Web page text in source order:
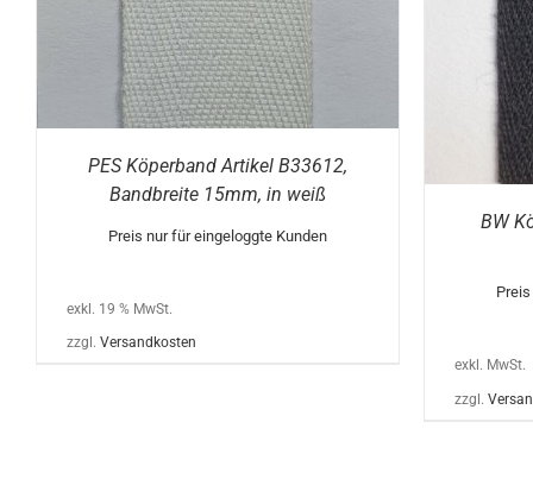
PES Köperband Artikel B33612,
Bandbreite 15mm, in weiß
Preis nur für eingeloggte Kunden
exkl. 19 % MwSt.
zzgl. Versandkosten
AUF.
DIE
OPTIONEN
KÖNNEN
AUF
DER
PRODUKTSEITE
GEWÄHLT
BW
exkl. MwSt.
zzgl.